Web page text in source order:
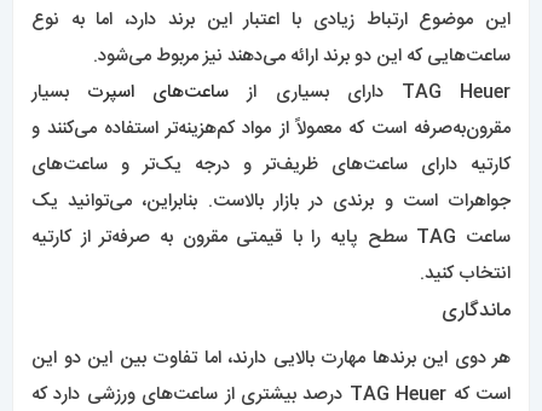
این موضوع ارتباط زیادی با اعتبار این برند دارد، اما به نوع
ساعت‌هایی که این دو برند ارائه می‌دهند نیز مربوط می‌شود.
TAG Heuer دارای بسیاری از
ساعت‌های اسپرت بسیار
مقرون‌به‌صرفه است که معمولاً از مواد کم‌هزینه‌تر استفاده می‌کنند و
کارتیه دارای ساعت‌های ظریف‌تر و درجه یک‌تر و ساعت‌های
جواهرات است و برندی در بازار بالاست. بنابراین، می‌توانید یک
ساعت TAG سطح پایه را با قیمتی مقرون به صرفه‌تر از کارتیه
انتخاب کنید.
ماندگاری
هر دوی این برندها مهارت بالایی دارند، اما تفاوت بین این دو این
است که TAG Heuer درصد بیشتری از ساعت‌های ورزشی دارد که